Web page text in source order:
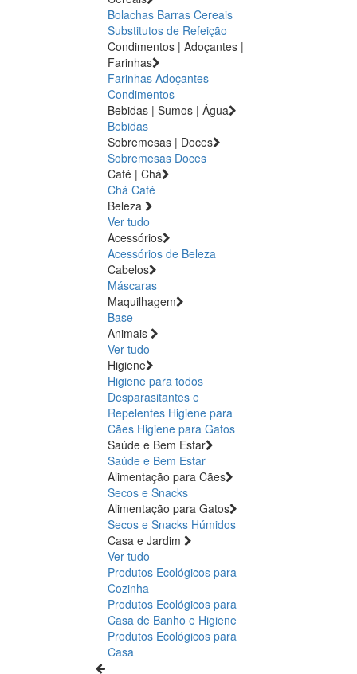
Bolachas Barras Cereais
Substitutos de Refeição
Condimentos | Adoçantes |
Farinhas
Farinhas Adoçantes
Condimentos
Bebidas | Sumos | Água
Bebidas
Sobremesas | Doces
Sobremesas Doces
Café | Chá
Chá Café
Beleza
Ver tudo
Acessórios
Acessórios de Beleza
Cabelos
Máscaras
Maquilhagem
Base
Animais
Ver tudo
Higiene
Higiene para todos
Desparasitantes e
Repelentes Higiene para
Cães Higiene para Gatos
Saúde e Bem Estar
Saúde e Bem Estar
Alimentação para Cães
Secos e Snacks
Alimentação para Gatos
Secos e Snacks Húmidos
Casa e Jardim
Ver tudo
Produtos Ecológicos para
Cozinha
Produtos Ecológicos para
Casa de Banho e Higiene
Produtos Ecológicos para
Casa